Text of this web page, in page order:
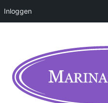
Inloggen